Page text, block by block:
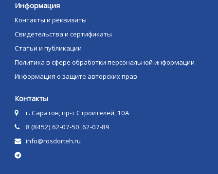
Информация
Контакты и реквизиты
Свидетельства и сертификаты
Статьи и публикации
Политика в сфере обработки персональной информации
Информация о защите авторских прав
Контакты
г. Саратов, пр-т Строителей, 10А
8 (8452) 62-07-50, 62-07-89
info@rosdorteh.ru